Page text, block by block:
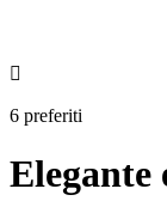

6 preferiti
Elegante